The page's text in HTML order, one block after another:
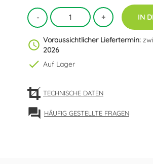
IN
schedule Voraussichtlicher Liefertermin:
2026
check Auf Lager
TECHNISCHE DATEN
forum HÄUFIG GESTELLTE FRAGEN